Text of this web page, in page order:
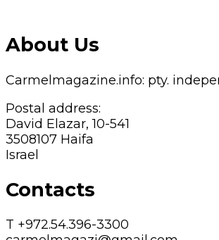
About Us
Carmelmagazine.info: pty.
Postal address:
David Elazar, 10-541
3508107 Haifa
Israel
Contacts
T +972.54.396-3300